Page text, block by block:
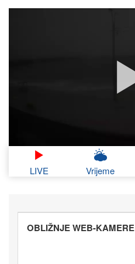
LIVE Vrijeme
OBLIŽNJE WEB-KAMERE